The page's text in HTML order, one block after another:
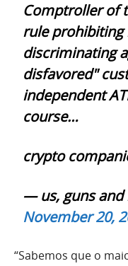
Comptroller of
rule prohibiting
discriminating
disfavored"
independent
course…
crypto
— us, guns and
November 20,
“Sabemos que o